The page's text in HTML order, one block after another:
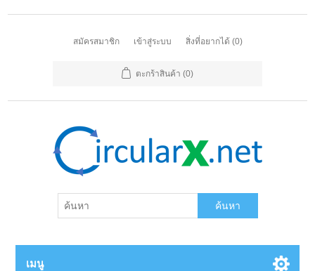
สมัครสมาชิก เข้าสู่ระบบ สิ่งที่อยากได้ (0)
ตะกร้าสินค้า (0)
ค้นหา
เมนู